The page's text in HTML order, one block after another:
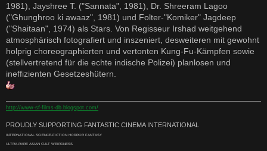
1981), Jayshree T. ("Sannata", 1981), Dr. Shreeram Lagoo
("Ghunghroo ki awaaz", 1981) und Folter-"Komiker" Jagdeep
("Shaitaan", 1974) als Stars. Von Regisseur Irshad weitgehend
atmosphärisch fotografiert und inszeniert, desweiteren mit gewohnt
holprig choreographierten und vertonten Kung-Fu-Kämpfen sowie
(stellvertretend für die echte indische Polizei) planlosen und
ineffizienten Gesetzeshütern.
http://www-sf-films-db.blogspot.com/
PROUDLY SUPPORTING FANTASTIC CINEMA INTERNATIONAL
INTERNATIONAL SCIENCE-FICTION HORROR FANTASY
ULTRA-RARE ASIAN CULT WEIRDNESS